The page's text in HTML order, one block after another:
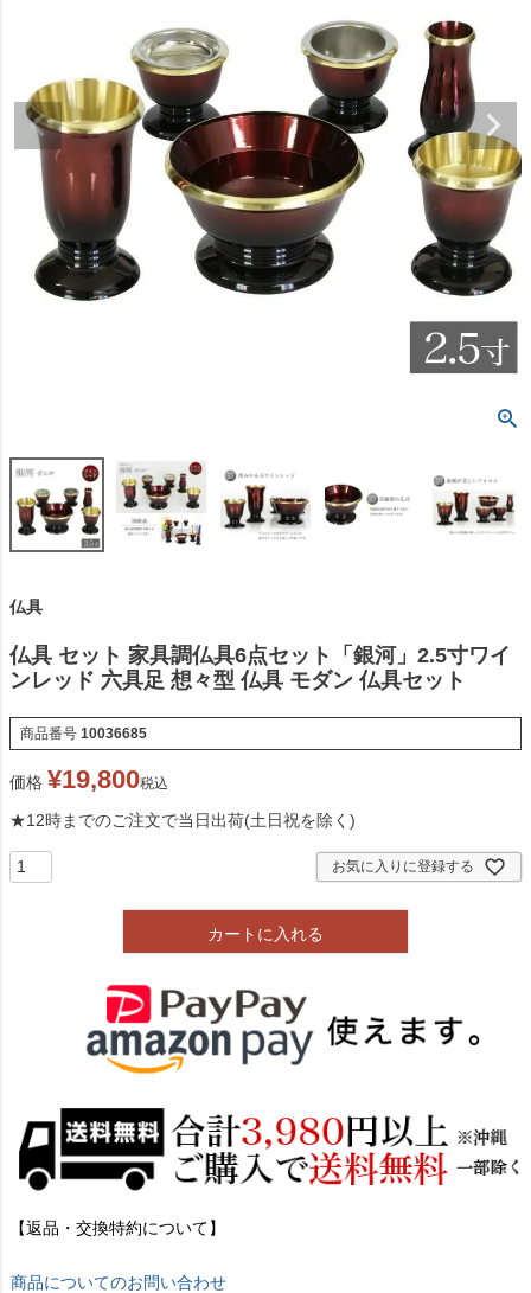
仏具
仏具 セット 家具調仏具6点セット「銀河」2.5寸ワイ
ンレッド 六具足 想々型 仏具 モダン 仏具セット
商品番号 10036685
価格 ¥19,800税込
★12時までのご注文で当日出荷(土日祝を除く)
お気に入りに登録する
カートに入れる
【返品・交換特約について】
商品についてのお問い合わせ